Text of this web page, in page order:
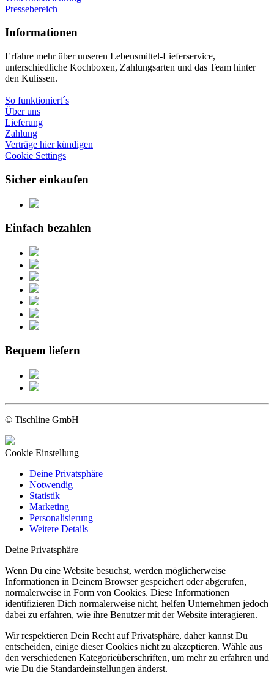
Pressebereich
Informationen
Erfahre mehr über unseren Lebensmittel-Lieferservice,
unterschiedliche Kochboxen, Zahlungsarten und das Team hinter
den Kulissen.
So funktioniert´s
Über uns
Lieferung
Zahlung
Verträge hier kündigen
Cookie Settings
Sicher einkaufen
Einfach bezahlen
Bequem liefern
© Tischline GmbH
Cookie Einstellung
Deine Privatsphäre
Notwendig
Statistik
Marketing
Personalisierung
Weitere Details
Deine Privatsphäre
Wenn Du eine Website besuchst, werden möglicherweise
Informationen in Deinem Browser gespeichert oder abgerufen,
normalerweise in Form von Cookies. Diese Informationen
identifizieren Dich normalerweise nicht, helfen Unternehmen jedoch
dabei zu erfahren, wie ihre Benutzer mit der Website interagieren.
Wir respektieren Dein Recht auf Privatsphäre, daher kannst Du
entscheiden, einige dieser Cookies nicht zu akzeptieren. Wähle aus
den verschiedenen Kategorieüberschriften, um mehr zu erfahren und
wie Du die Standardeinstellungen änderst.